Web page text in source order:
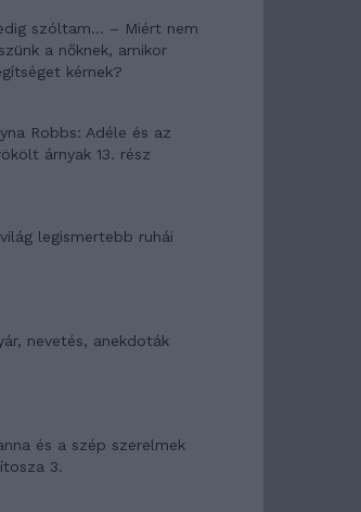
szóltam… – Miért nem
a nőknek, amikor
kérnek?
Robbs: Adéle és az
árnyak 13. rész
legismertebb ruhái
nevetés, anekdoták
és a szép szerelmek
3.